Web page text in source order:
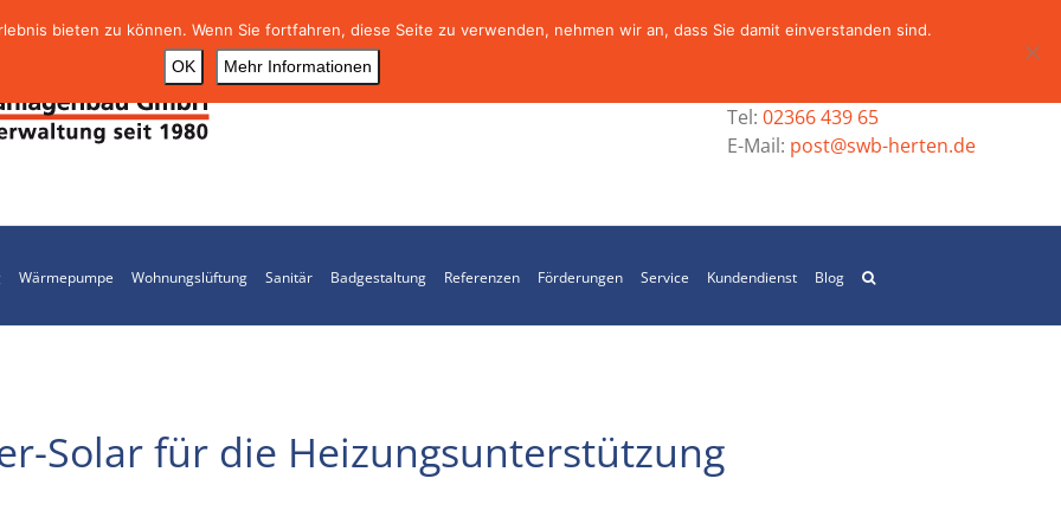
Tel: 02366 439 65
E-Mail: post@swb-herten.de
Wärmepumpe Wohnungslüftung Sanitär Badgestaltung Referenzen Förderungen Service Kundendienst Blog
Solar für die Heizungsunterstützung
bieten zu können. Wenn Sie fortfahren, diese Seite zu verwenden, nehmen wir an, dass Sie damit einverstanden sind.
OK
Mehr Informationen